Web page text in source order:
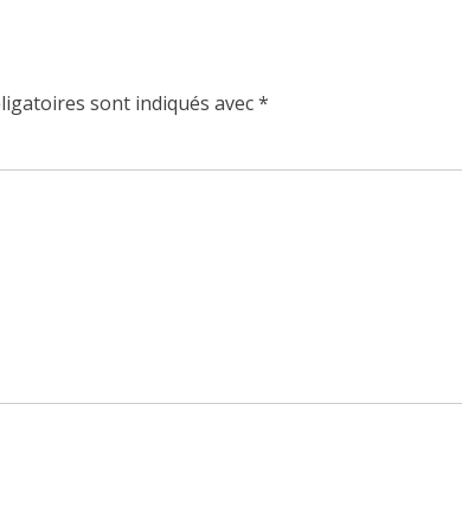
sont indiqués avec*